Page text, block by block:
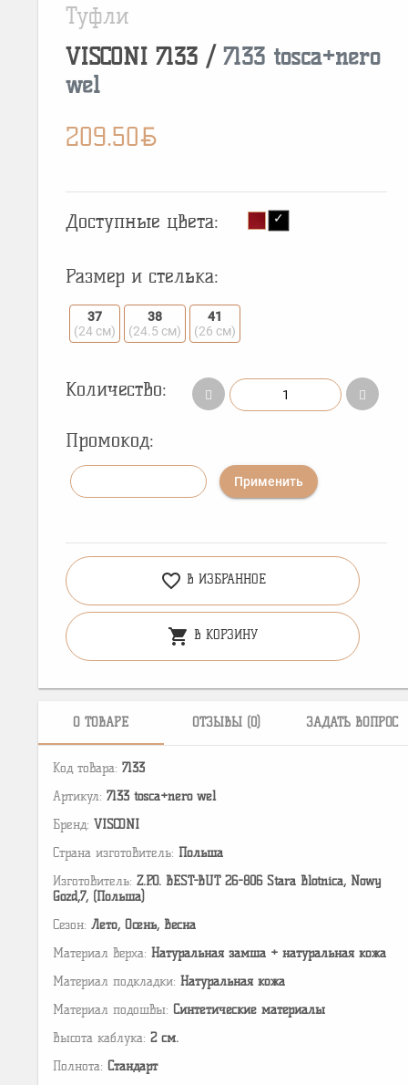
Туфли
VISCONI 7133 / 7133 tosca+nero
wel
209.50BYN
Доступные цвета:
Размер и стелька:
37
(24 см)
38
(24.5 см)
41
(26 см)
Количество:
Промокод:
Применить
favorite_border В ИЗБРАННОЕ
shopping_cart В КОРЗИНУ
О ТОВАРЕ ОТЗЫВЫ (0) ЗАДАТЬ ВОПРОС
Код товара: 7133
Артикул: 7133 tosca+nero wel
Бренд: VISCONI
Страна изготовитель: Польша
Изготовитель: Z.P.O. BEST-BUT 26-806 Stara Blotnica, Nowy
Gozd,7, (Польша)
Сезон: Лето, Осень, Весна
Материал верха: Натуральная замша + натуральная кожа
Материал подкладки: Натуральная кожа
Материал подошвы: Cинтетические материалы
Высота каблука: 2 см.
Полнота: Стандарт